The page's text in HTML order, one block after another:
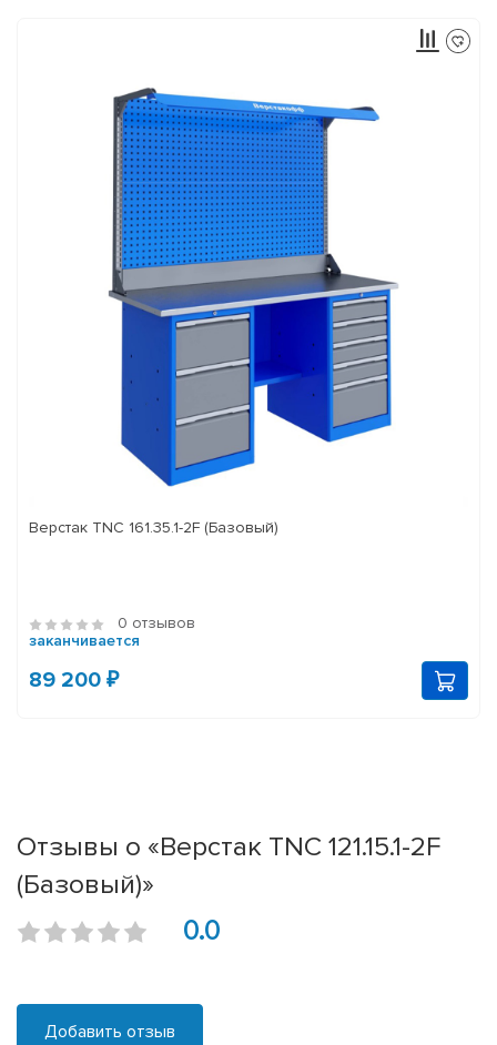
Верстак TNC 161.35.1-2F (Базовый)
0 отзывов
заканчивается
89 200 ₽
Отзывы о «Верстак TNC 121.15.1-2F
(Базовый)»
0.0
Добавить отзыв